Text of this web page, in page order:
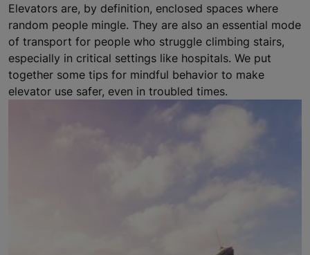
Elevators are, by definition, enclosed spaces where
random people mingle. They are also an essential mode
of transport for people who struggle climbing stairs,
especially in critical settings like hospitals. We put
together some tips for mindful behavior to make
elevator use safer, even in troubled times.